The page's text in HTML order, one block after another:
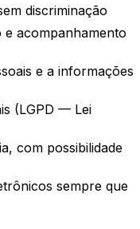
discriminação
acompanhamento
e a informações
(LGPD — Lei
com possibilidade
sempre que